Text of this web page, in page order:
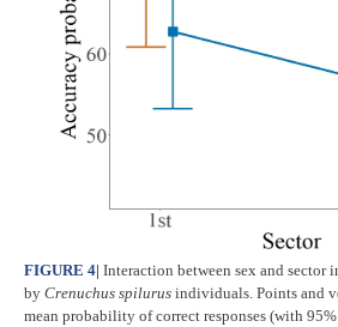
FIGURE 4| Interaction between sex and sector
by Crenuchus spilurus individuals. Points and
mean probability of correct responses (with